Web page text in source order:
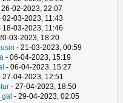
26-02-2023, 22:07
02-03-2023, 11:43
18-03-2023, 11:46
03-2023, 18:20
- 21-03-2023, 00:59
- 06-04-2023, 15:19
- 06-04-2023, 15:27
27-04-2023, 12:51
- 27-04-2023, 18:50
- 29-04-2023, 02:05